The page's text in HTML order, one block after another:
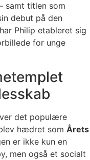
samt titlen som
debut på den
Philip etableret sig
for unge
det populære
hædret som Årets
er ikke kun en
men også et socialt